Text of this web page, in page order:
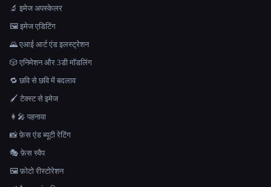
🔬 इमेज अपस्केलर
🖼️ इमेज एडिटिंग
🌄 एआई आर्ट एंड इलस्ट्रेशन
🎲 एनिमेशन और 3डी मॉडलिंग
🔁 छवि से छवि में बदलाव
🖌️ टेक्स्ट से इमेज
👩‍🎤 पहनावा
📸 फ़ेस एंड ब्यूटी रेटिंग
🎭 फ़ेस स्वैप
🖼️ फ़ोटो रीस्टोरेशन